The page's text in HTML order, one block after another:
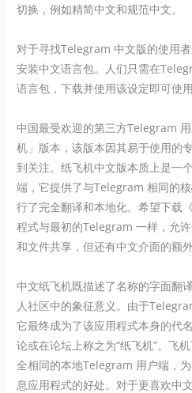
切换，例如精简中文和规范中文。
对于寻找Telegram 中文版的使用
安装中文语言包。人们只需在
语言包，下载并使用该设定即可使
中国最受欢迎的第三方Telegram
机」版本，该版本因其易于使用的
到关注。纸飞机中文版本质上是一
端，它提供了与Telegram 相同的
行了完全翻译和本地化。希望下载
程式与最初的Telegram 一样，允
和文件共享，但还有中文介面的额外
中文纸飞机既描述了名称的字面翻
人社区中的象征意义。由于
它最终成为了该应用程式本身的代
论或在论坛上称之为“纸飞机”。飞
全相同的本地Telegram 用户端，
息应用程式的好处。对于更喜欢中